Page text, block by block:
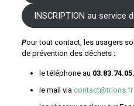
INSCRIPTION au service
Pour tout contact, les usagers
de prévention des déchets :
le téléphone au
le mail via contact@trions.fr